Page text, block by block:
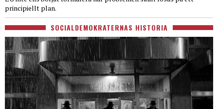
principiellt plan.
SOCIALDEMOKRATERNAS HISTORIA